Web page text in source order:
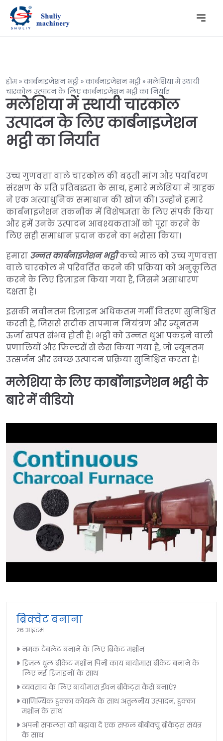
होम»कार्बनाइजेशन भट्ठी»कार्बनाइजेशन भट्ठी»मलेशिया में स्थायी
चारकोल उत्पादन के लिए कार्बनाइजेशन भट्ठी का निर्यात
मलेशिया में स्थायी चारकोल
उत्पादन के लिए कार्बनाइजेशन
भट्ठी का निर्यात
उच्च गुणवत्ता वाले चारकोल की बढ़ती मांग और पर्यावरण
संरक्षण के प्रति प्रतिबद्धता के साथ, हमारे मलेशिया में ग्राहक
ने एक अत्याधुनिक समाधान की खोज की। उन्होंने हमारे
कार्बनाइजेशन तकनीक में विशेषज्ञता के लिए संपर्क किया
और हमें उनके उत्पादन आवश्यकताओं को पूरा करने के
लिए सही समाधान प्रदान करने का भरोसा किया।
हमारा उन्नत कार्बनाइजेशन भट्ठीकच्चे माल को उच्च गुणवत्ता
वाले चारकोल में परिवर्तित करने की प्रक्रिया को अनुकूलित
करने के लिए डिज़ाइन किया गया है, जिसमें असाधारण
दक्षता है।
इसकी नवीनतम डिज़ाइन अधिकतम गर्मी वितरण सुनिश्चित
करती है, जिससे सटीक तापमान नियंत्रण और न्यूनतम
ऊर्जा खपत संभव होती है। भट्ठी को उन्नत धुआं पकड़ने वाली
प्रणालियों और फ़िल्टरों से लैस किया गया है, जो न्यूनतम
उत्सर्जन और स्वच्छ उत्पादन प्रक्रिया सुनिश्चित करता है।
मलेशिया के लिए कार्बोनाइजेशन भट्ठी के
बारे में वीडियो
ब्रिक्वेट बनाना
26 आइटम
नमक टैबलेट बनाने के लिए ब्रिकेट मशीन
डिज़ल धूल ब्रीकेट मशीन पिनी काय बायोमास ब्रीकेट बनाने के
लिए नई डिज़ाइनों के साथ
व्यवसाय के लिए बायोमास ईंधन ब्रीकेट्स कैसे बनाएं?
वाणिज्यिक हुक्का कोयले के साथ अतुलनीय उत्पादन, हुक्का
मशीन के साथ
अपनी सफलता को बढ़ावा दें एक सफल बीबीक्यू ब्रीकेट्स संयंत्र
के साथ